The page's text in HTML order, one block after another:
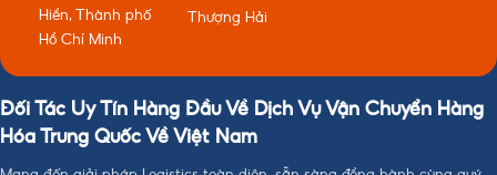
Hiền, Thành phố
Hồ Chí Minh
Thượng Hải
Đối Tác Uy Tín Hàng Đầu Về Dịch Vụ Vận Chuyển Hàng
Hóa Trung Quốc Về Việt Nam